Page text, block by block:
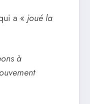
a « joué la
à